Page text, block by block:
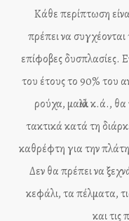
Κάθε περίπτωση
πρέπει να
επίφοβες δυσπλασίες.
του έτους το 90% του
ρούχα, μαλλιά κ.ά.,
τακτικά κατά τη
καθρέφτη για την πλάτη
Δεν θα πρέπει να
κεφάλι, τα πέλματα,
και τις